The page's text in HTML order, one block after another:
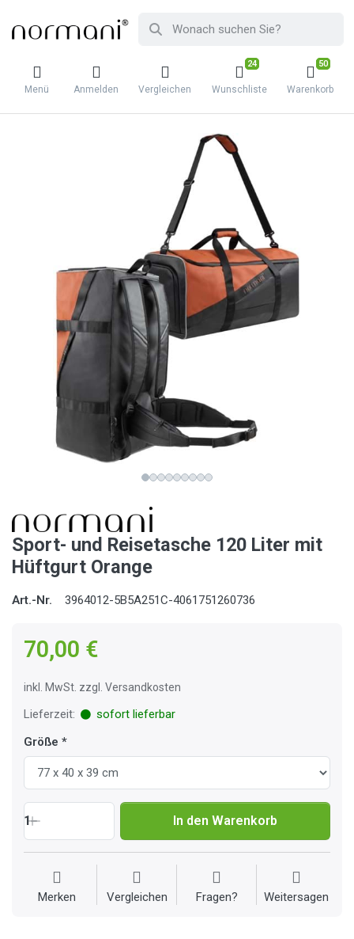
Menü Anmelden Vergleichen
24
Wunschliste
50
Warenkorb
Sport- und Reisetasche 120 Liter mit
Hüftgurt Orange
Art.-Nr. 3964012-5B5A251C-4061751260736
70,00 €
inkl. MwSt. zzgl. Versandkosten
Lieferzeit:
sofort lieferbar
Größe
1 In den Warenkorb
Merken Vergleichen Fragen? Weitersagen